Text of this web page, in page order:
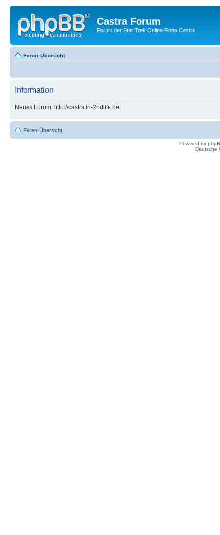
Castra Forum
Forum der Star Trek Online Flotte Castra
Foren-Übersicht
Information
Neues Forum: http://castra.in-2ndlife.net
Foren-Übersicht
Powered by
Deutsche